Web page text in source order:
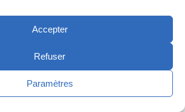
Accepter
Refuser
Paramètres
Agent d'entretien H/F
SYNLAB BIOPAJ
Saint-Amand-les-Eaux